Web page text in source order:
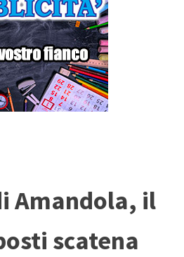
Amandola, il
scatena